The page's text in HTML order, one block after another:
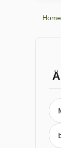
Home